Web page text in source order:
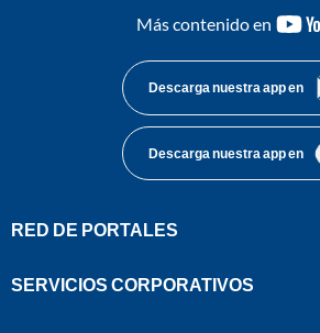
Más contenido en
Descarga nuestra app en
Descarga nuestra app en
RED DE PORTALES
SERVICIOS CORPORATIVOS